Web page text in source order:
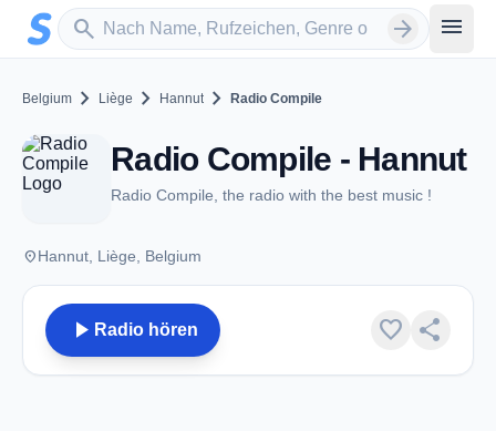
Zum Hauptinhalt springen
search
Sender suchen arrow_forward menu
Belgium chevron_right Liège chevron_right Hannut chevron_right Radio Compile
Radio Compile - Hannut
Radio Compile, the radio with the best music !
placeHannut, Liège, Belgium
play_arrow Radio hören favorite share